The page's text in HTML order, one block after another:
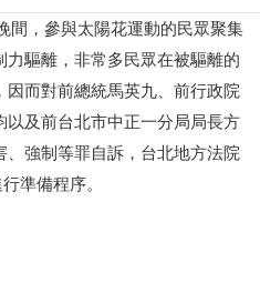
間，參與太陽花運動的民眾聚集
驅離，非常多民眾在被驅離的
而對前總統馬英九、前行政院
及前台北市中正一分局局長方
強制等罪自訴，台北地方法院
準備程序。